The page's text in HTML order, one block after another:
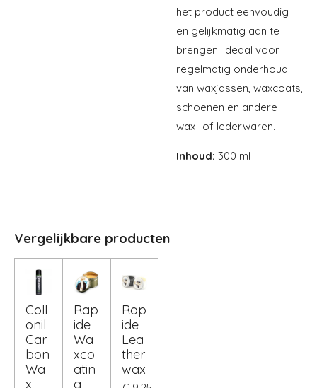
het product eenvoudig
en gelijkmatig aan te
brengen. Ideaal voor
regelmatig onderhoud
van waxjassen, waxcoats,
schoenen en andere
wax- of lederwaren.
Inhoud: 300 ml
Vergelijkbare producten
Coll
onil
Car
bon
Wa
x
Rap
ide
Wa
xco
atin
g
Rap
ide
Lea
ther
wax